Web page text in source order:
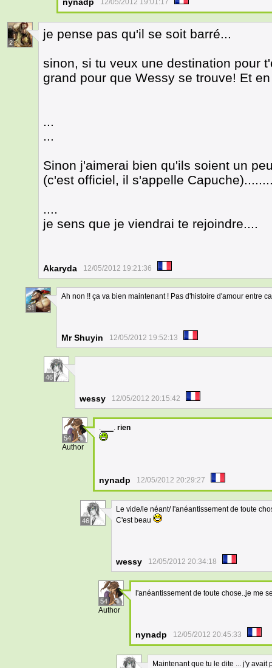
12/05/2012 19:01:17
2
je pense pas qu'il se soit barré...
sinon, si tu veux une destination pour
grand pour que Wessy se trouve! Et
...
...
Sinon j'aimerai bien qu'ils soient un
(c'est officiel, il s'appelle
....
je sens que je viendrai te rejoindre....
Akaryda 12/05/2012 19:21:36
31
Ah non !! ça va bien maintenant ! Pas d'histoire d'amour entre
Mr Shuyin 12/05/2012 19:52:13
46
wessy 12/05/2012 20:15:42
54
Author
. . rien
nynadp 12/05/2012 20:29:27
46
Le vide/le néant/ l'anéantissement de toute
C'est beau
wessy 12/05/2012 20:34:18
54
Author
l'anéantissement de toute chose..je me
nynadp 12/05/2012 20:45:33
Maintenant que tu le dite ... j'y